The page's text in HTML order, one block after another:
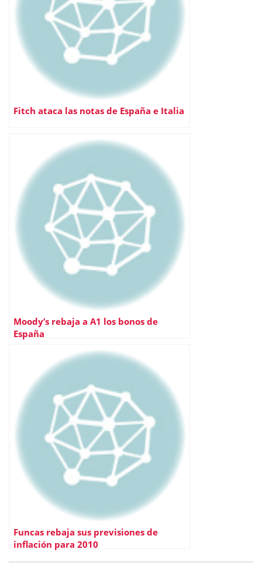
Fitch ataca las notas de España e Italia
Moody’s rebaja a A1 los bonos de
España
Funcas rebaja sus previsiones de
inflación para 2010